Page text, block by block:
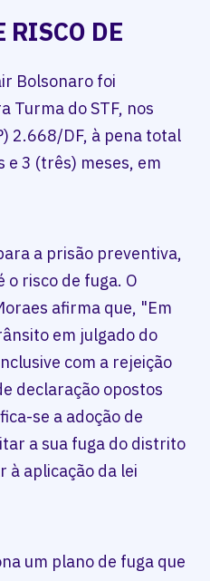
RISCO DE
Bolsonaro foi
Turma do STF, nos
2.668/DF, à pena total
e 3 (três) meses, em
a prisão preventiva,
o risco de fuga. O
afirma que, "Em
em julgado do
com a rejeição
declaração opostos
se a adoção de
a sua fuga do distrito
à aplicação da lei
um plano de fuga que